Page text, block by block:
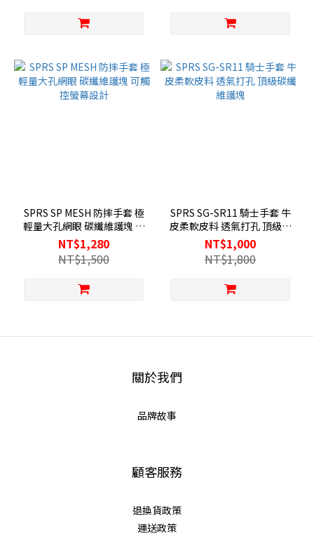
SPRS SP MESH 防摔手套 極
輕量大孔網眼 碳纖維護塊 可
觸控螢幕設計
NT$1,280
NT$1,500
SPRS SG-SR11 騎士手套 牛
皮柔軟皮料 透氣打孔 頂級碳
纖維護塊
NT$1,000
NT$1,800
關於我們
品牌故事
顧客服務
退換貨政策
運送政策